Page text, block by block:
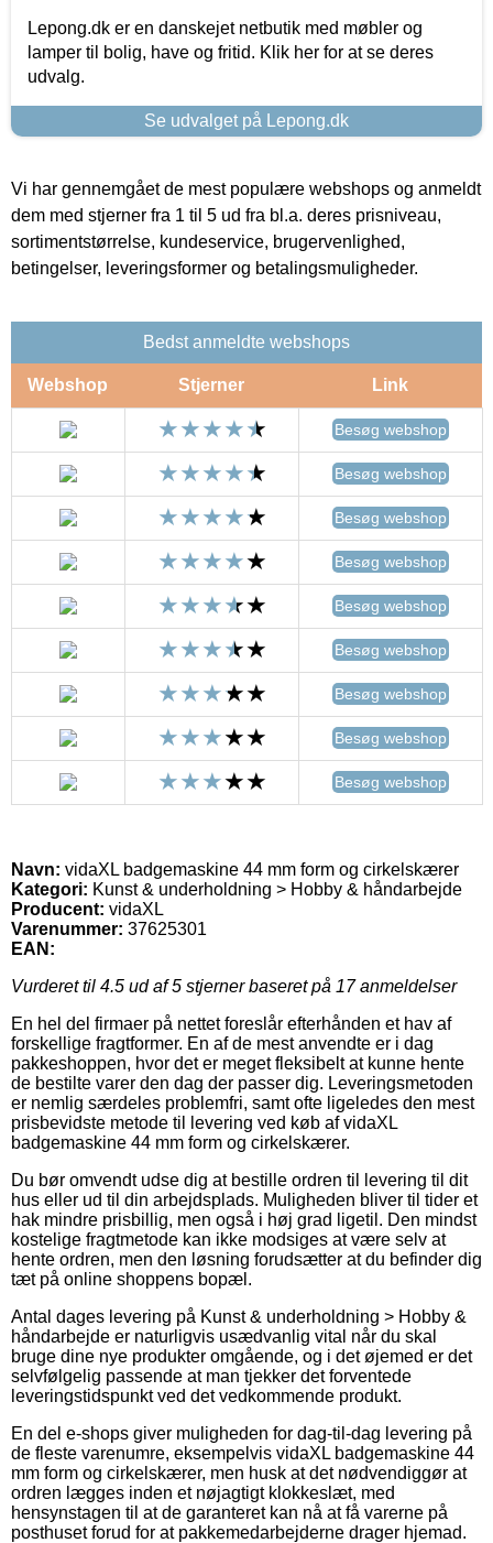
Lepong.dk er en danskejet netbutik med møbler og
lamper til bolig, have og fritid. Klik her for at se deres
udvalg.
Se udvalget på Lepong.dk
Vi har gennemgået de mest populære webshops og anmeldt
dem med stjerner fra 1 til 5 ud fra bl.a. deres prisniveau,
sortimentstørrelse, kundeservice, brugervenlighed,
betingelser, leveringsformer og betalingsmuligheder.
Bedst anmeldte webshops
Webshop Stjerner Link
Besøg webshop
Besøg webshop
Besøg webshop
Besøg webshop
Besøg webshop
Besøg webshop
Besøg webshop
Besøg webshop
Besøg webshop
Navn: vidaXL badgemaskine 44 mm form og cirkelskærer
Kategori: Kunst & underholdning > Hobby & håndarbejde
Producent: vidaXL
Varenummer: 37625301
EAN:
Vurderet til 4.5 ud af 5 stjerner baseret på 17anmeldelser
En hel del firmaer på nettet foreslår efterhånden et hav af
forskellige fragtformer. En af de mest anvendte er i dag
pakkeshoppen, hvor det er meget fleksibelt at kunne hente
de bestilte varer den dag der passer dig. Leveringsmetoden
er nemlig særdeles problemfri, samt ofte ligeledes den mest
prisbevidste metode til levering ved køb af vidaXL
badgemaskine 44 mm form og cirkelskærer.
Du bør omvendt udse dig at bestille ordren til levering til dit
hus eller ud til din arbejdsplads. Muligheden bliver til tider et
hak mindre prisbillig, men også i høj grad ligetil. Den mindst
kostelige fragtmetode kan ikke modsiges at være selv at
hente ordren, men den løsning forudsætter at du befinder dig
tæt på online shoppens bopæl.
Antal dages levering på Kunst & underholdning > Hobby &
håndarbejde er naturligvis usædvanlig vital når du skal
bruge dine nye produkter omgående, og i det øjemed er det
selvfølgelig passende at man tjekker det forventede
leveringstidspunkt ved det vedkommende produkt.
En del e-shops giver muligheden for dag-til-dag levering på
de fleste varenumre, eksempelvis vidaXL badgemaskine 44
mm form og cirkelskærer, men husk at det nødvendiggør at
ordren lægges inden et nøjagtigt klokkeslæt, med
hensynstagen til at de garanteret kan nå at få varerne på
posthuset forud for at pakkemedarbejderne drager hjemad.